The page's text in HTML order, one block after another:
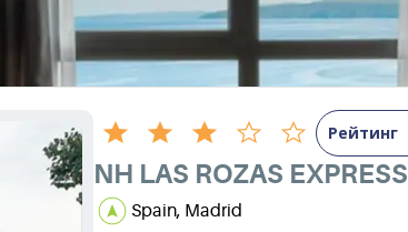
Рейтинг
NH LAS ROZAS EXPRESS
Spain, Madrid